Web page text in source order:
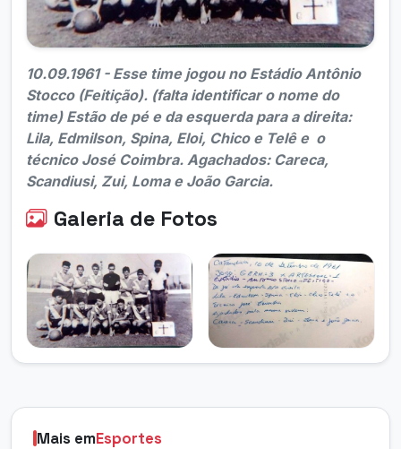
10.09.1961 - Esse time jogou no Estádio Antônio
Stocco (Feitição). (falta identificar o nome do
time) Estão de pé e da esquerda para a direita:
Lila, Edmilson, Spina, Eloi, Chico e Telê e o
técnico José Coimbra. Agachados: Careca,
Scandiusi, Zui, Loma e João Garcia.
Galeria de Fotos
Mais emEsportes